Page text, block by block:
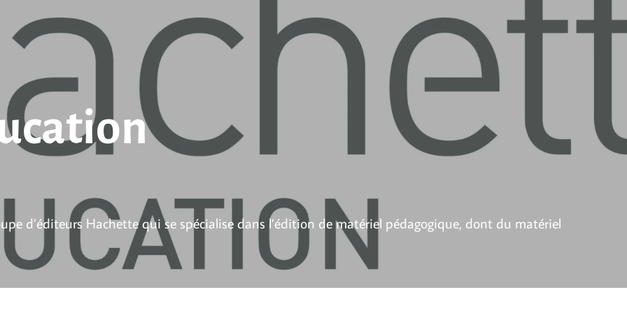
d’éditeurs Hachette qui se spécialise dans l’édition de matériel pédagogique, dont du matériel